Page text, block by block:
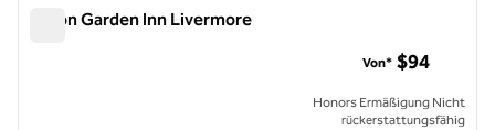
Hilton Garden Inn Livermore
Von* $94
Honors Ermäßigung Nicht
rückerstattungsfähig